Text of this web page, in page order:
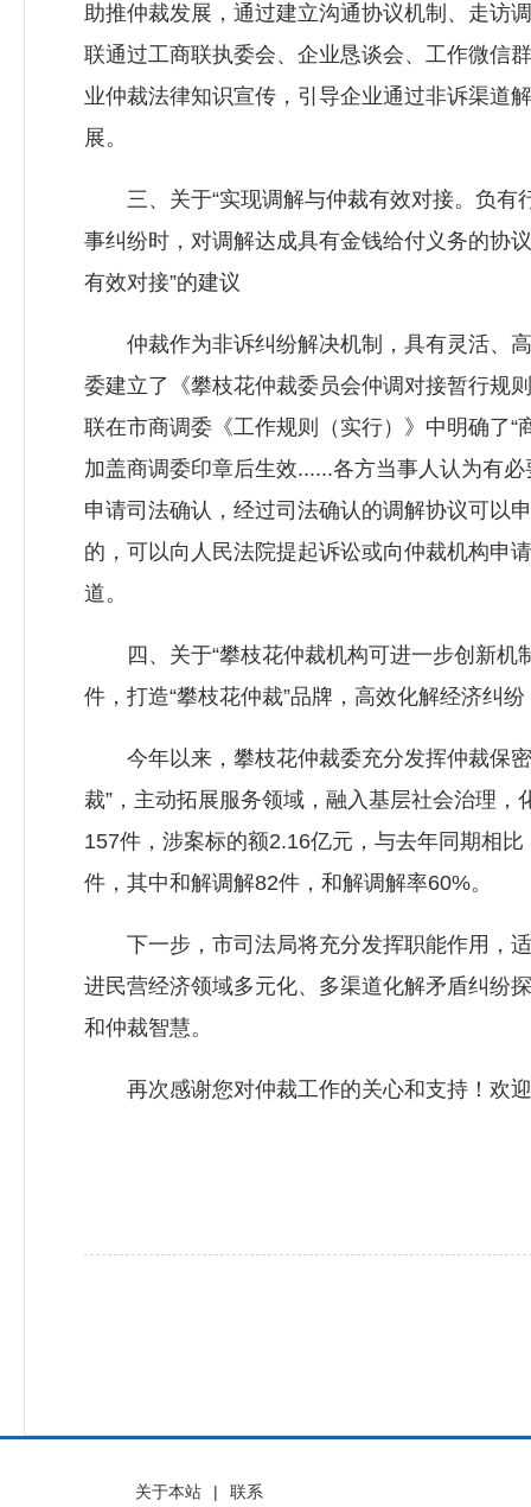
助推仲裁发展，通过建立沟通协议机制、走访
联通过工商联执委会、企业恳谈会、工作微信
业仲裁法律知识宣传，引导企业通过非诉渠道
展。
三、关于“实现调解与仲裁有效对接。负有
事纠纷时，对调解达成具有金钱给付义务的协
有效对接”的建议
仲裁作为非诉纠纷解决机制，具有灵活、高
委建立了《攀枝花仲裁委员会仲调对接暂行规
联在市商调委《工作规则（实行）》中明确了
加盖商调委印章后生效......各方当事人认为有
申请司法确认，经过司法确认的调解协议可以
的，可以向人民法院提起诉讼或向仲裁机构申
道。
四、关于“攀枝花仲裁机构可进一步创新机
件，打造“攀枝花仲裁”品牌，高效化解经济纠
今年以来，攀枝花仲裁委充分发挥仲裁保密
裁”，主动拓展服务领域，融入基层社会治理
157件，涉案标的额2.16亿元，与去年同期相
件，其中和解调解82件，和解调解率60%。
下一步，市司法局将充分发挥职能作用，适
进民营经济领域多元化、多渠道化解矛盾纠纷
和仲裁智慧。
再次感谢您对仲裁工作的关心和支持！欢
关于本站 | 联系